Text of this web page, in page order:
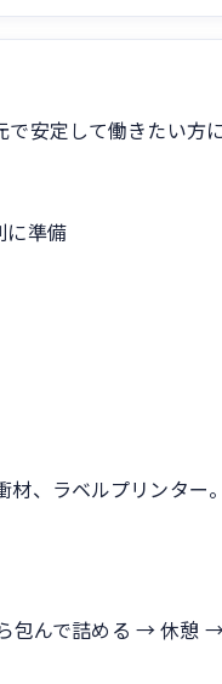
安定して働きたい方に
に準備
、ラベルプリンター
んで詰める → 休憩